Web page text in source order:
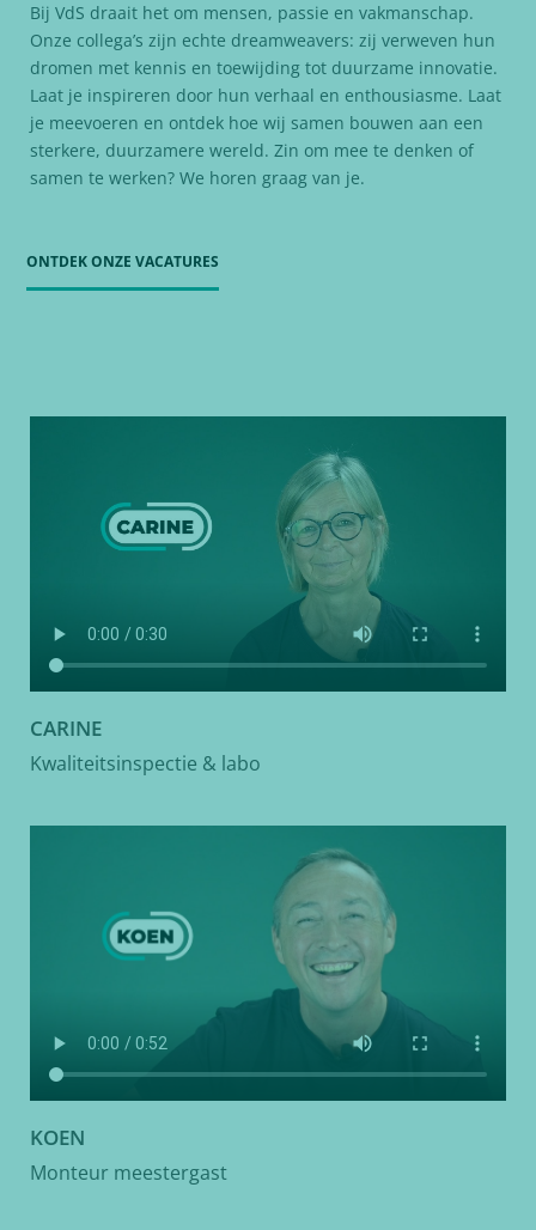
ONTDEK ONZE VACATURES
Bij VdS draait het om mensen, passie en vakmanschap.
Onze collega’s zijn echte dreamweavers: zij verweven hun
dromen met kennis en toewijding tot duurzame innovatie.
Laat je inspireren door hun verhaal en enthousiasme. Laat
je meevoeren en ontdek hoe wij samen bouwen aan een
sterkere, duurzamere wereld. Zin om mee te denken of
samen te werken? We horen graag van je.
CARINE
Kwaliteitsinspectie & labo
KOEN
Monteur meestergast